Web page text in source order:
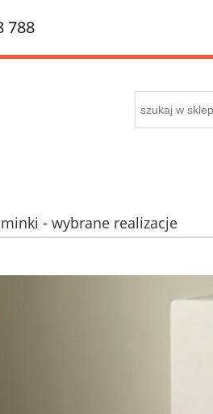
788
- wybrane realizacje